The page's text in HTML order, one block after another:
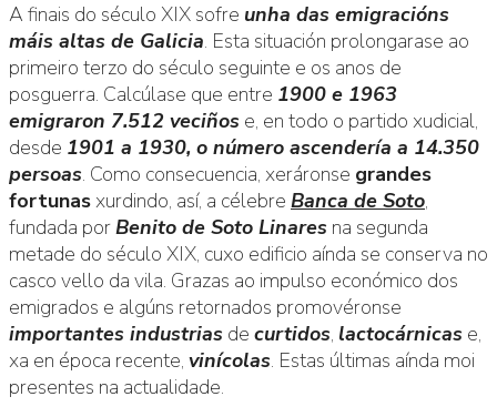
A finais do século XIX sofre unha das emigracións
máis altas de Galicia. Esta situación prolongarase ao
primeiro terzo do século seguinte e os anos de
posguerra. Calcúlase que entre 1900 e 1963
emigraron 7.512 veciños e, en todo o partido xudicial,
desde 1901 a 1930, o número ascendería a 14.350
persoas. Como consecuencia, xeráronse grandes
fortunasxurdindo, así, a célebre Banca de Soto,
fundada porBenito de Soto Linares na segunda
metade do século XIX, cuxo edificio aínda se conserva no
casco vello da vila. Grazas ao impulso económico dos
emigrados e algúns retornados promovéronse
importantes industrias de curtidos, lactocárnicas e,
xa en época recente, vinícolas. Estas últimas aínda moi
presentes na actualidade.